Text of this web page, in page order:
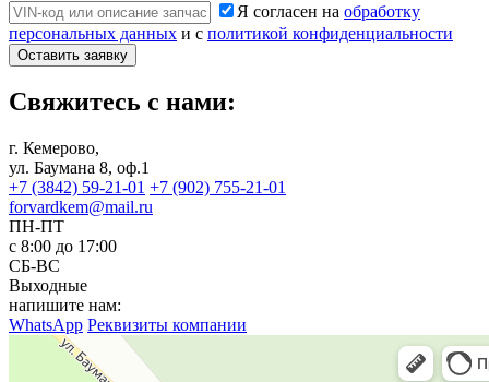
Я согласен на обработку
персональных данных и с политикой конфиденциальности
Оставить заявку
Свяжитесь с нами:
г. Кемерово,
ул. Баумана 8, оф.1
+7 (3842) 59-21-01 +7 (902) 755-21-01
forvardkem@mail.ru
ПН-ПТ
с 8:00 до 17:00
СБ-ВС
Выходные
напишите нам:
WhatsApp Реквизиты компании